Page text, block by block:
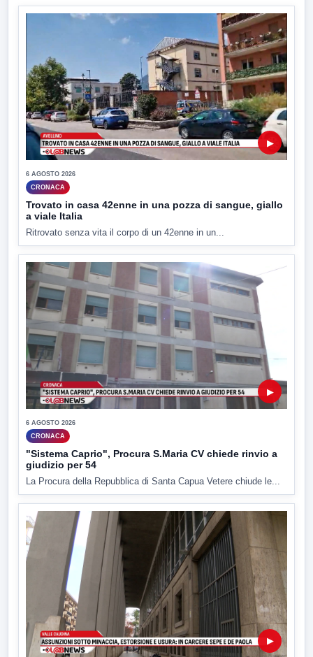
▶
6 AGOSTO 2026
CRONACA
Trovato in casa 42enne in una pozza di sangue, giallo
a viale Italia
Ritrovato senza vita il corpo di un 42enne in un...
▶
6 AGOSTO 2026
CRONACA
"Sistema Caprio", Procura S.Maria CV chiede rinvio a
giudizio per 54
La Procura della Repubblica di Santa Capua Vetere chiude le...
▶